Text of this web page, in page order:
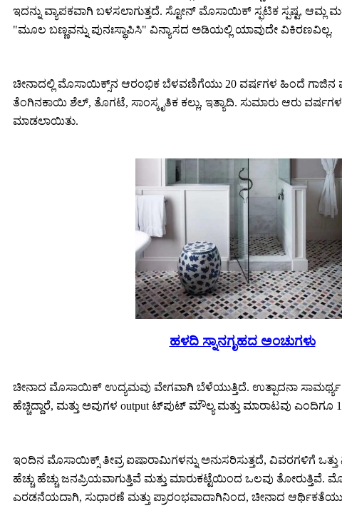
ಇದನ್ನು ವ್ಯಾಪಕವಾಗಿ ಬಳಸಲಾಗುತ್ತದೆ. ಸ್ಟೋನ್ ಮೊಸಾಯಿಕ್ ಸ್ಫಟಿಕ ಸ್ಪಷ್ಟ, ಆಮ್ಲ
"ಮೂಲ ಬಣ್ಣವನ್ನು ಪುನಃಸ್ಥಾಪಿಸಿ" ವಿನ್ಯಾಸದ ಅಡಿಯಲ್ಲಿ ಯಾವುದೇ ವಿಕಿರಣವಿಲ್ಲ.
ಚೀನಾದಲ್ಲಿ ಮೊಸಾಯಿಕ್ಸ್‌ನ ಆರಂಭಿಕ ಬೆಳವಣಿಗೆಯು 20 ವರ್ಷಗಳ ಹಿಂದೆ
ತೆಂಗಿನಕಾಯಿ ಶೆಲ್, ತೊಗಟೆ, ಸಾಂಸ್ಕೃತಿಕ ಕಲ್ಲು, ಇತ್ಯಾದಿ. ಸುಮಾರು ಆರು
ಮಾಡಲಾಯಿತು.
ಹಳದಿ ಸ್ನಾನಗೃಹದ ಅಂಚುಗಳು
ಚೀನಾದ ಮೊಸಾಯಿಕ್ ಉದ್ಯಮವು ವೇಗವಾಗಿ ಬೆಳೆಯುತ್ತಿದೆ. ಉತ್ಪಾದನಾ ಸಾಮರ್ಥ್ಯ
ಹೆಚ್ಚಿದ್ದಾರೆ, ಮತ್ತು ಅವುಗಳ output ಟ್‌ಪುಟ್ ಮೌಲ್ಯ ಮತ್ತು ಮಾರಾಟವು
ಇಂದಿನ ಮೊಸಾಯಿಕ್ಸ್ ತೀವ್ರ ಐಷಾರಾಮಿಗಳನ್ನು ಅನುಸರಿಸುತ್ತದೆ, ವಿವರಗಳಿಗೆ ಒತ್ತು
ಹೆಚ್ಚು ಹೆಚ್ಚು ಜನಪ್ರಿಯವಾಗುತ್ತಿವೆ ಮತ್ತು ಮಾರುಕಟ್ಟೆಯಿಂದ ಒಲವು ತೋರುತ್ತಿವೆ.
ಎರಡನೆಯದಾಗಿ, ಸುಧಾರಣೆ ಮತ್ತು ಪ್ರಾರಂಭವಾದಾಗಿನಿಂದ, ಚೀನಾದ